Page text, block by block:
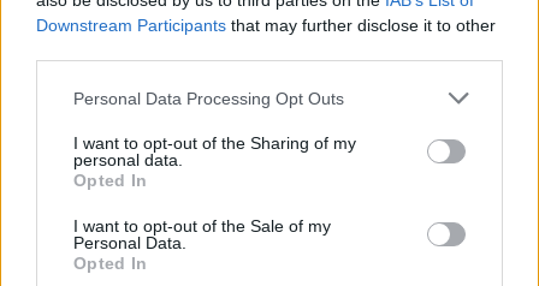
Downstream Participants that may further disclose it to other
Personal Data Processing Opt Outs
I want to opt-out of the Sharing of my
personal data.
Opted In
I want to opt-out of the Sale of my
Personal Data.
Opted In